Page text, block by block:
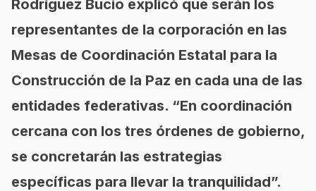
Rodríguez Bucio explicó que serán los
representantes de la corporación en las
Mesas de Coordinación Estatal para la
Construcción de la Paz en cada una de las
entidades federativas. “En coordinación
cercana con los tres órdenes de gobierno,
se concretarán las estrategias
específicas para llevar la tranquilidad”.